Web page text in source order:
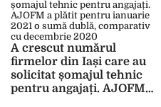
A crescut numărul
firmelor din Iași care au
solicitat șomajul tehnic
pentru angajați. AJOFM